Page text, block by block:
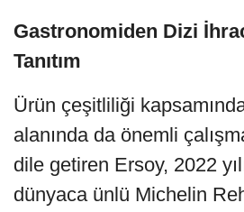
Gastronomiden Dizi
Tanıtım
Ürün çeşitliliği
alanında da önemli
dile getiren Ersoy, 2022
dünyaca ünlü Michelin